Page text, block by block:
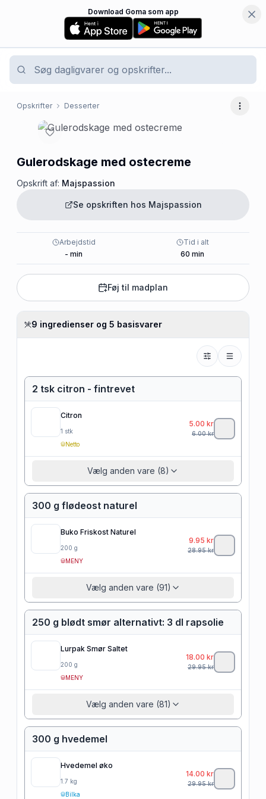
Download Goma som app
Opskrifter Desserter Flere
Gulerodskage med ostecreme
Opskrift af: Majspassion
Se opskriften hos Majspassion
Arbejdstid
- min
Tid i alt
60 min
Føj til madplan
9 ingredienser og 5 basisvarer
2 tsk citron - fintrevet
Citron
1 stk
Netto
5.00 kr
6.00kr
Vælg anden vare (8)
300 g flødeost naturel
Buko Friskost Naturel
200 g
MENY
9.95 kr
28.95kr
Vælg anden vare (91)
250 g blødt smør alternativt: 3 dl rapsolie
Lurpak Smør Saltet
200 g
MENY
18.00 kr
29.95kr
Vælg anden vare (81)
300 g hvedemel
Hvedemel øko
1.7 kg
Bilka
14.00 kr
29.95kr